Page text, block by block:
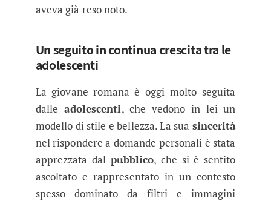
aveva già reso noto.
Un seguito in continua crescita tra le
adolescenti
La giovane romana è oggi molto seguita
dalle adolescenti, che vedono in lei un
modello di stile e bellezza. La sua sincerità
nel rispondere a domande personali è stata
apprezzata dal pubblico, che si è sentito
ascoltato e rappresentato in un contesto
spesso dominato da filtri e immagini